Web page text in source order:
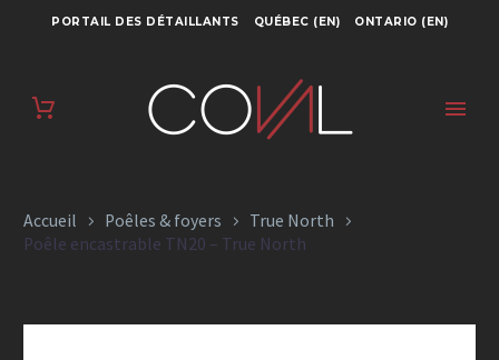
PORTAIL DES DÉTAILLANTS QUÉBEC (EN) ONTARIO (EN)
POÊLE
ENCASTRABLE TN20
Accueil Poêles & foyers
True North
Poêle encastrable TN20 – True North